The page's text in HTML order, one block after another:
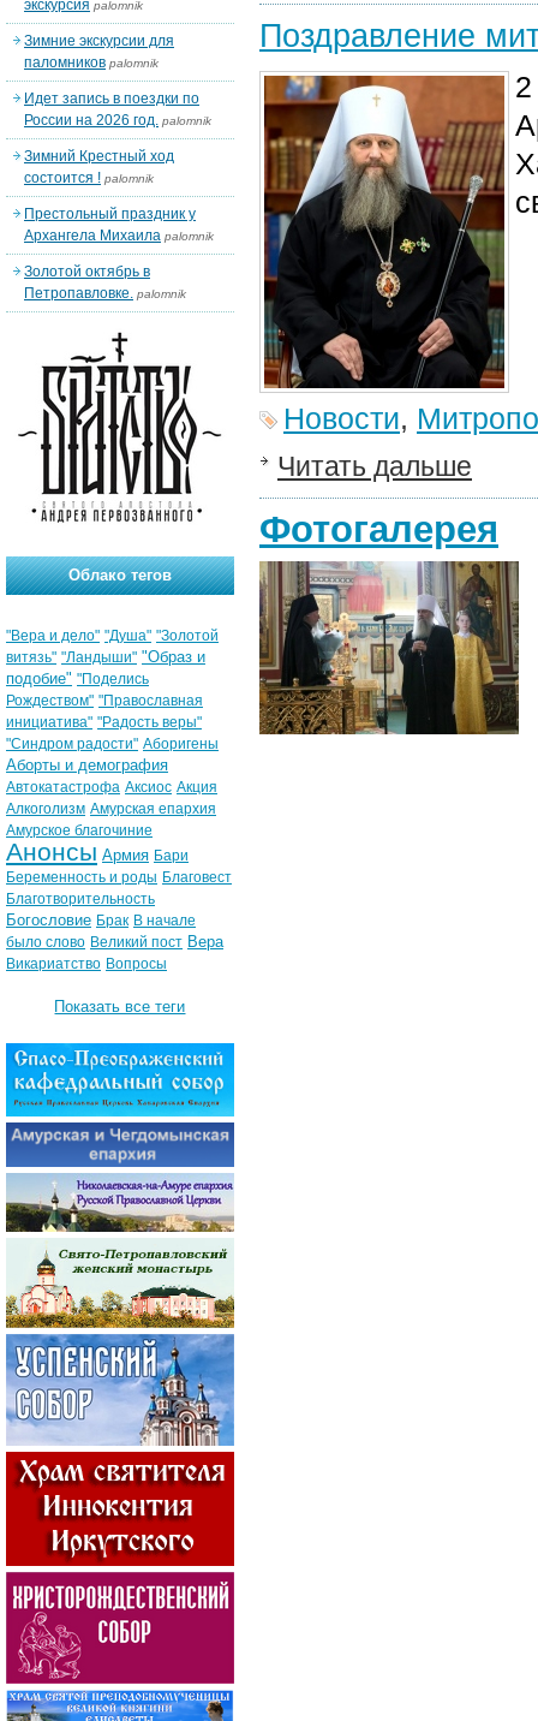
Поздравление
Новости,
Читать дальше
Фотогалерея
экскурсия palomnik
Зимние экскурсии для
паломников palomnik
Идет запись в поездки по
России на 2026 год. palomnik
Зимний Крестный ход
состоится ! palomnik
Престольный праздник у
Архангела Михаила palomnik
Золотой октябрь в
Петропавловке. palomnik
Облако тегов
"Вера и дело" "Душа" "Золотой
витязь" "Ландыши" "Образ и
подобие" "Поделись
Рождеством" "Православная
инициатива" "Радость веры"
"Синдром радости" Аборигены
Аборты и демография
Автокатастрофа Аксиос Акция
Алкоголизм Амурская епархия
Амурское благочиние
Анонсы Армия Бари
Беременность и роды Благовест
Благотворительность
Богословие Брак В начале
было слово Великий пост Вера
Викариатство Вопросы
Показать все теги